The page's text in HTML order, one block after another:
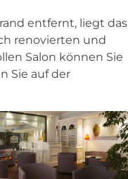
entfernt, liegt das
renovierten und
Salon können Sie
Sie auf der